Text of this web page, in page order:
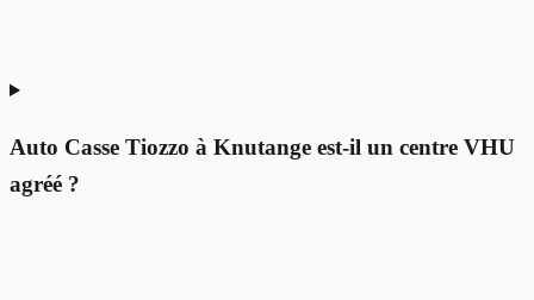
Auto Casse Tiozzo à Knutange est-il un centre VHU
agréé ?